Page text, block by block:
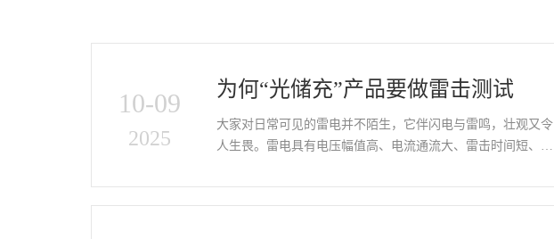
10-09
2025
为何“光储充”产品要做雷击测试
大家对日常可见的雷电并不陌生，它伴闪电与雷鸣，壮观又令
人生畏。雷电具有电压幅值高、电流通流大、雷击时间短、瞬